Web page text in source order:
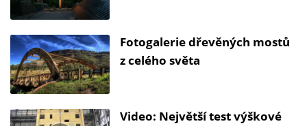
Fotogalerie dřevěných mostů
z celého světa
Video: Největší test výškové